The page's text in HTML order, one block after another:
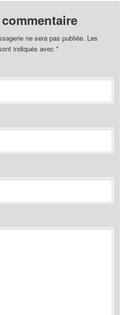
ne sera pas publiée. Les
indiqués avec*